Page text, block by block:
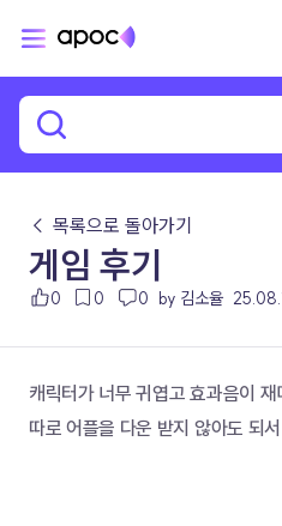
← 목록으로 돌아가기
게임 후기
0 0 0 by 김소율
캐릭터가 너무 귀엽고 효과음이 재
따로 어플을 다운 받지 않아도 되